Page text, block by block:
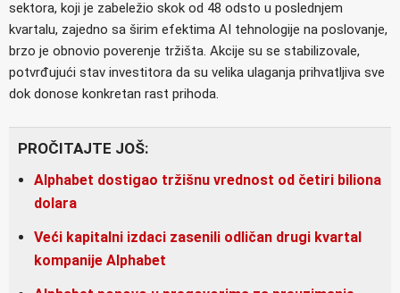
sektora, koji je zabeležio skok od 48 odsto u poslednjem
kvartalu, zajedno sa širim efektima AI tehnologije na poslovanje,
brzo je obnovio poverenje tržišta. Akcije su se stabilizovale,
potvrđujući stav investitora da su velika ulaganja prihvatljiva sve
dok donose konkretan rast prihoda.
PROČITAJTE JOŠ:
Alphabet dostigao tržišnu vrednost od četiri biliona
dolara
Veći kapitalni izdaci zasenili odličan drugi kvartal
kompanije Alphabet